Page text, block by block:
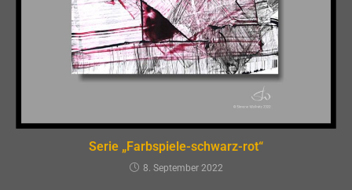
Serie „Farbspiele-schwarz-rot“
8. September 2022